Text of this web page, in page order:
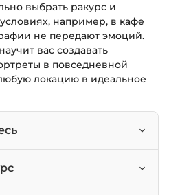
выбрать ракурс и
например, в кафе
не передают эмоций.
вас создавать
в повседневной
локацию в идеальное
и эмоциональные